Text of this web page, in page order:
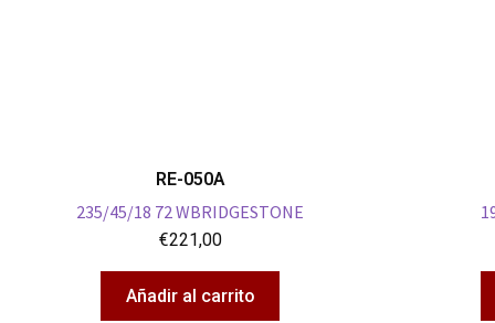
RE-050A
235/45/18 72 WBRIDGESTONE
€221,00
Añadir al carrito